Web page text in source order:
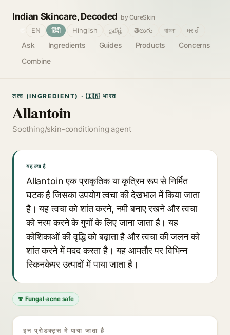
Indian Skincare, Decoded by CureSkin
Ask Ingredients Guides Products
Concerns
Combine
EN हिंदी Hinglish தமிழ் తెలుగు বাংলা मराठी
तत्व (INGREDIENT) · 🇮🇳 भारत
Allantoin
Soothing/skin-conditioning agent
यह क्या है
Allantoin एक प्राकृतिक या कृत्रिम रूप से निर्मित
घटक है जिसका उपयोग त्वचा की देखभाल में किया जाता
है। यह त्वचा को शांत करने, नमी बनाए रखने और त्वचा
को नरम करने के गुणों के लिए जाना जाता है। यह
कोशिकाओं की वृद्धि को बढ़ाता है और त्वचा की जलन को
शांत करने में मदद करता है। यह आमतौर पर विभिन्न
स्किनकेयर उत्पादों में पाया जाता है।
🍄 Fungal-acne safe
इन प्रोडक्ट्स में पाया जाता है